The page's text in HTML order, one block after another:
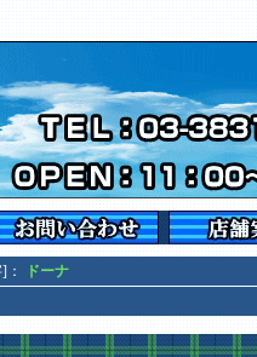
：
ドーナ